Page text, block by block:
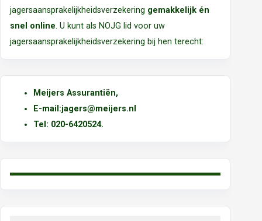
jagersaansprakelijkheidsverzekering gemakkelijk én
snel online. U kunt als NOJG lid voor uw
jagersaansprakelijkheidsverzekering bij hen terecht:
Meijers Assurantiën,
E-mail:jagers@meijers.nl
Tel: 020-6420524.